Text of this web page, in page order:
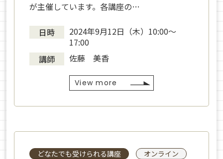
が主催しています。各講座の…
日時
2024年9月12日（木）10:00〜
17:00
講師
佐藤 美香
View more
どなたでも受けられる講座 オンライン